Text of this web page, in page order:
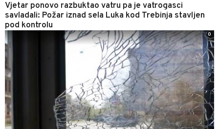
Vjetar ponovo razbuktao vatru pa je vatrogasci
savladali: Požar iznad sela Luka kod Trebinja stavljen
pod kontrolu
0